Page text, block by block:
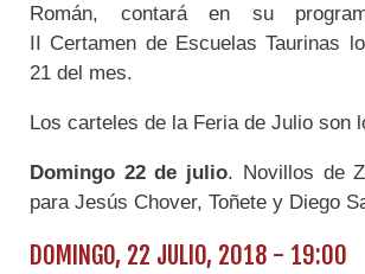
Román, contará en su
II Certamen de Escuelas Taurinas
21 del mes.
Los carteles de la Feria de Julio son
Domingo 22 de julio. Novillos de
para Jesús Chover, Toñete y Diego
DOMINGO, 22 JULIO, 2018 - 19:00